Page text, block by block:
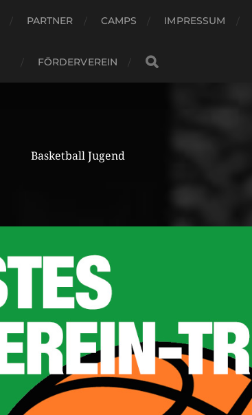
PARTNER CAMPS IMPRESSUM
FÖRDERVEREIN
Basketball Jugend